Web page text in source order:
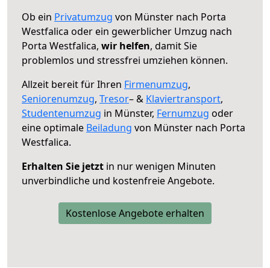
Ob ein Privatumzug von Münster nach Porta
Westfalica oder ein gewerblicher Umzug nach
Porta Westfalica, wir helfen, damit Sie
problemlos und stressfrei umziehen können.
Allzeit bereit für Ihren Firmenumzug,
Seniorenumzug, Tresor– & Klaviertransport,
Studentenumzug in Münster, Fernumzug oder
eine optimale Beiladung von Münster nach Porta
Westfalica.
Erhalten Sie jetzt in nur wenigen Minuten
unverbindliche und kostenfreie Angebote.
Kostenlose Angebote erhalten